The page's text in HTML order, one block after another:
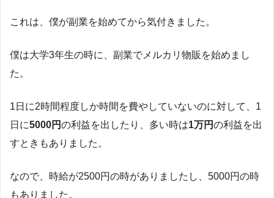
これは、僕が副業を始めてから気付きました。
僕は大学3年生の時に、副業でメルカリ物販を始めまし
た。
1日に2時間程度しか時間を費やしていないのに対して、1
日に5000円の利益を出したり、多い時は1万円の利益を出
すときもありました。
なので、時給が2500円の時がありましたし、5000円の時
もありました。